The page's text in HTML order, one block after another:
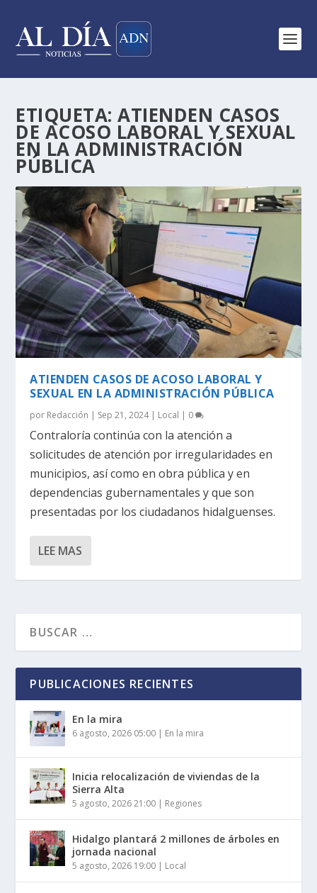
ETIQUETA:ATIENDEN CASOS
DE ACOSO LABORAL Y SEXUAL
EN LA ADMINISTRACIÓN
PÚBLICA
ATIENDEN CASOS DE ACOSO LABORAL Y
SEXUAL EN LA ADMINISTRACIÓN PÚBLICA
por Redacción | Sep 21, 2024| Local | 0
Contraloría continúa con la atención a
solicitudes de atención por irregularidades en
municipios, así como en obra pública y en
dependencias gubernamentales y que son
presentadas por los ciudadanos hidalguenses.
LEE MAS
PUBLICACIONES RECIENTES
En la mira
6 agosto, 2026 05:00 | En la mira
Inicia relocalización de viviendas de la
Sierra Alta
5 agosto, 2026 21:00 | Regiones
Hidalgo plantará 2 millones de árboles en
jornada nacional
5 agosto, 2026 19:00 | Local